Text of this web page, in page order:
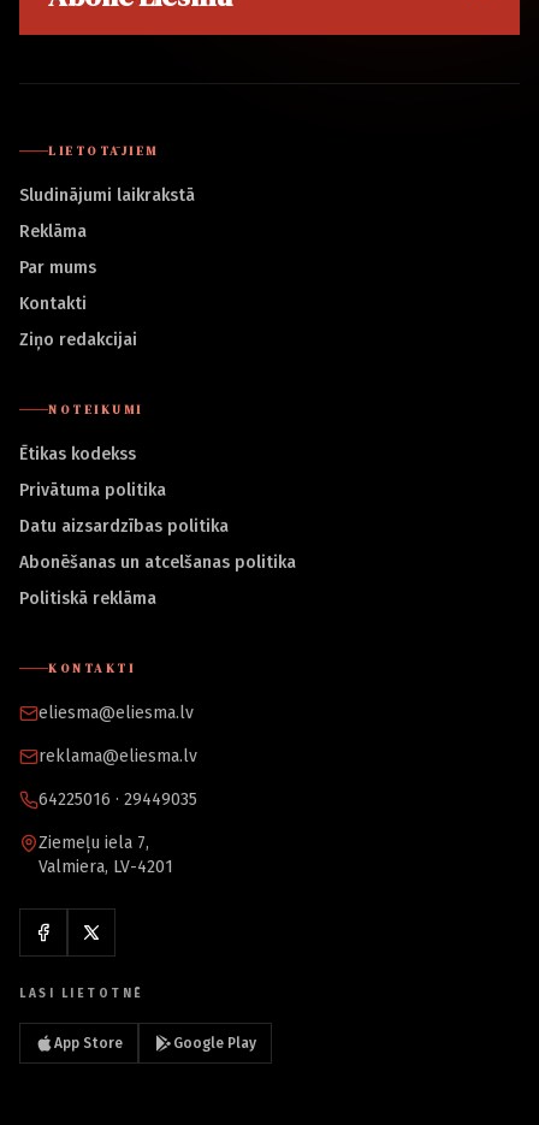
LIETOTĀJIEM
Sludinājumi laikrakstā
Reklāma
Par mums
Kontakti
Ziņo redakcijai
NOTEIKUMI
Ētikas kodekss
Privātuma politika
Datu aizsardzības politika
Abonēšanas un atcelšanas politika
Politiskā reklāma
KONTAKTI
eliesma@eliesma.lv
reklama@eliesma.lv
64225016 · 29449035
Ziemeļu iela 7,
Valmiera, LV-4201
LASI LIETOTNĒ
App Store Google Play